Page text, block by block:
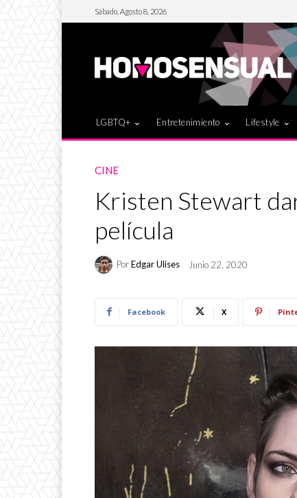
Sábado, Agosto 8, 2026
LGBTQ+ Entretenimiento Lifestyle
CINE
Kristen Stewart
película
PorEdgar Ulises Junio 22, 2020
Facebook X